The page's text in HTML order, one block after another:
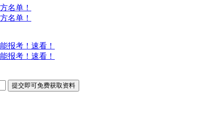
名单！
名单！
报考！速看！
报考！速看！